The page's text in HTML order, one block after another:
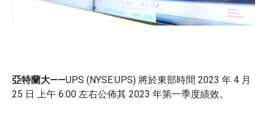
亞特蘭大——UPS (NYSE:UPS) 將於東部時間 2023 年 4 月
25 日 上午 6:00 左右公佈其 2023 年第一季度績效。